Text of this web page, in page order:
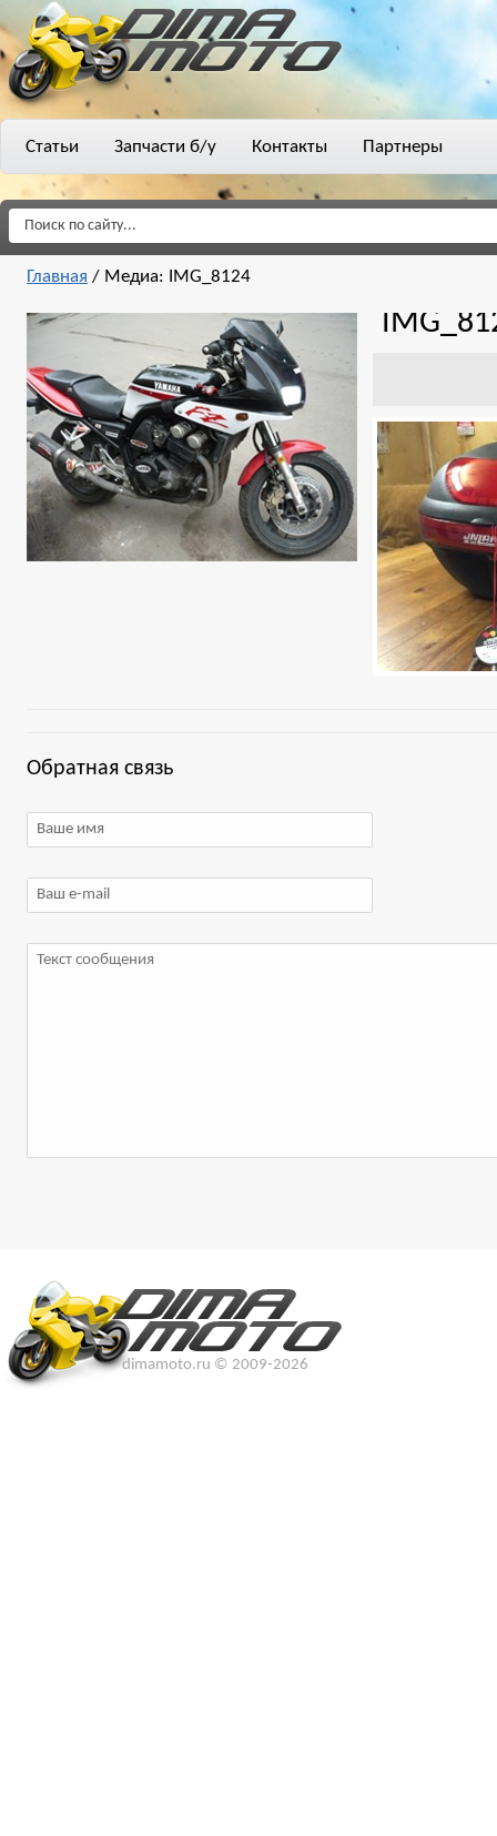
Статьи Запчасти б/у Контакты Партнеры
Главная / Медиа: IMG_8124
Обратная связь
dimamoto.ru © 2009-2026